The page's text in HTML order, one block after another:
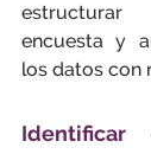
estructurar
encuesta y
los datos con